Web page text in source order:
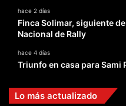
hace 2 días
Finca Solimar, siguiente
Nacional de Rally
hace 4 días
Triunfo en casa para Sami
Lo más actualizado